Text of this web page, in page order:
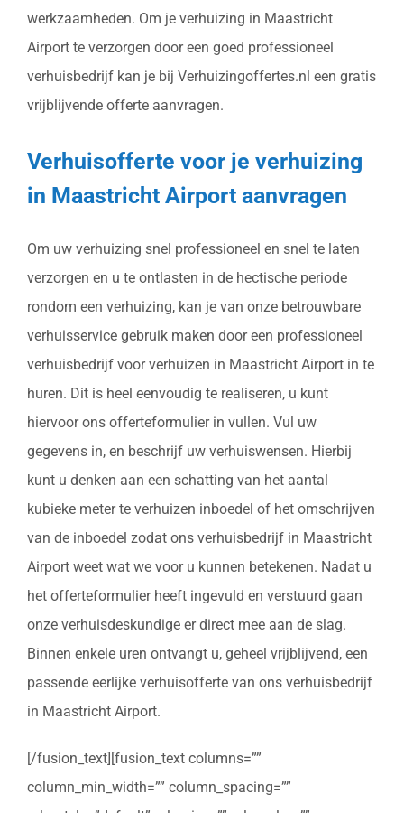
werkzaamheden. Om je verhuizing in Maastricht
Airport te verzorgen door een goed professioneel
verhuisbedrijf kan je bij Verhuizingoffertes.nl een gratis
vrijblijvende offerte aanvragen.
Verhuisofferte voor je verhuizing
in Maastricht Airport aanvragen
Om uw verhuizing snel professioneel en snel te laten
verzorgen en u te ontlasten in de hectische periode
rondom een verhuizing, kan je van onze betrouwbare
verhuisservice gebruik maken door een professioneel
verhuisbedrijf voor verhuizen in Maastricht Airport in te
huren. Dit is heel eenvoudig te realiseren, u kunt
hiervoor ons offerteformulier in vullen. Vul uw
gegevens in, en beschrijf uw verhuiswensen. Hierbij
kunt u denken aan een schatting van het aantal
kubieke meter te verhuizen inboedel of het omschrijven
van de inboedel zodat ons verhuisbedrijf in Maastricht
Airport weet wat we voor u kunnen betekenen. Nadat u
het offerteformulier heeft ingevuld en verstuurd gaan
onze verhuisdeskundige er direct mee aan de slag.
Binnen enkele uren ontvangt u, geheel vrijblijvend, een
passende eerlijke verhuisofferte van ons verhuisbedrijf
in Maastricht Airport.
[/fusion_text][fusion_text columns=””
column_min_width=”” column_spacing=””